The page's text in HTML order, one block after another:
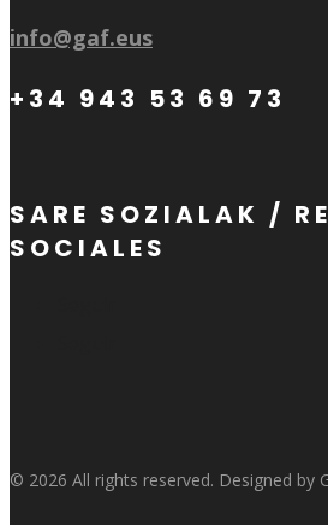
info@gaf.eus
+34 943 53 69 73
SARE SOZIALAK /
SOCIALES
© 2026 All rights reserved. Designed by